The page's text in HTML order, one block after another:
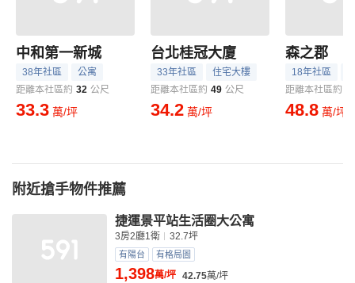
中和第一新城
38年社區
公寓
距離本社區約 32 公尺
33.3 萬/坪
台北桂冠大廈
33年社區
住宅大樓
距離本社區約 49 公尺
34.2 萬/坪
森之郡
18年社區
距離本社區約
48.8 萬/坪
附近搶手物件推薦
捷運景平站生活圈大公寓
3房2廳1衛 32.7坪
有陽台 有格局圖
1,398萬/坪 42.75萬/坪